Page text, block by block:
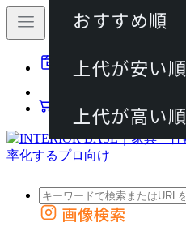
動画マニュアル
カート
外部サイトの商品をカートに追加
画像検索
おすすめ順
上代が安い順
上代が高い順